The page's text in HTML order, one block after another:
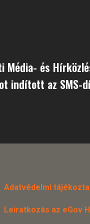
Média- és
indított az SMS-
Adatvédelmi
Leiratkozás az eGov